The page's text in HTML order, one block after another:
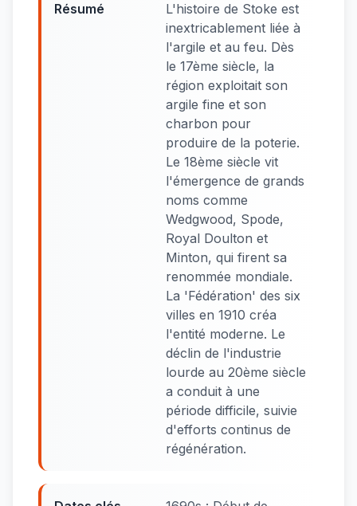
Résumé
L'histoire de Stoke est
inextricablement liée à
l'argile et au feu. Dès
le 17ème siècle, la
région exploitait son
argile fine et son
charbon pour
produire de la poterie.
Le 18ème siècle vit
l'émergence de grands
noms comme
Wedgwood, Spode,
Royal Doulton et
Minton, qui firent sa
renommée mondiale.
La 'Fédération' des six
villes en 1910 créa
l'entité moderne. Le
déclin de l'industrie
lourde au 20ème siècle
a conduit à une
période difficile, suivie
d'efforts continus de
régénération.